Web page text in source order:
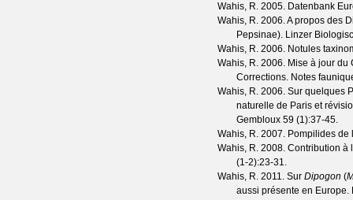
Wahis, R. 2005. Datenbank
Wahis, R. 2006. A propos des
Pepsinae). Linzer
Wahis, R. 2006. Notules
Wahis, R. 2006. Mise à jour du
Corrections. Notes
Wahis, R. 2006. Sur quelques
naturelle de Paris et
Gembloux 59 (1):37-45.
Wahis, R. 2007. Pompilides de
Wahis, R. 2008. Contribution à
(1-2):23-31.
Wahis, R. 2011. Sur Dipogon (
aussi présente en Europe.